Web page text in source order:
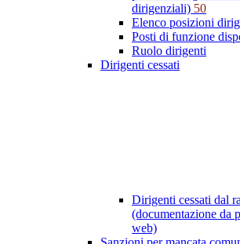
dirigenziali) 50
Elenco posizioni
Posti di funzione
Ruolo dirigenti
Dirigenti cessati
Dirigenti cessati dal
(documentazione da
web)